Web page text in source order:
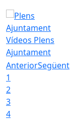
Vídeos Plens
Ajuntament
AnteriorSegüent
1
2
3
4